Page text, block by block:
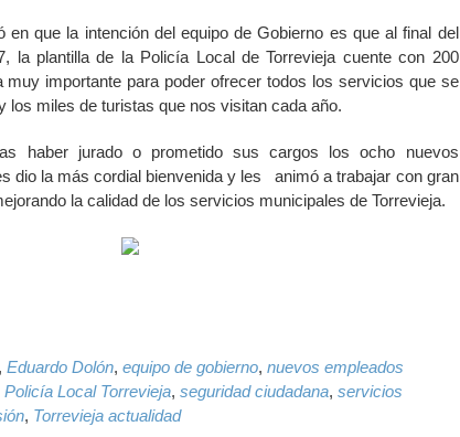
en que la intención del equipo de Gobierno es que al final del
la plantilla de la Policía Local de Torrevieja cuente con 200
muy importante para poder ofrecer todos los servicios que se
los miles de turistas que nos visitan cada año.
haber jurado o prometido sus cargos los ocho nuevos
dio la más cordial bienvenida y les animó a trabajar con gran
la calidad de los servicios municipales de Torrevieja.
, Eduardo Dolón, equipo de gobierno, nuevos empleados
Policía Local Torrevieja, seguridad ciudadana, servicios
, Torrevieja actualidad